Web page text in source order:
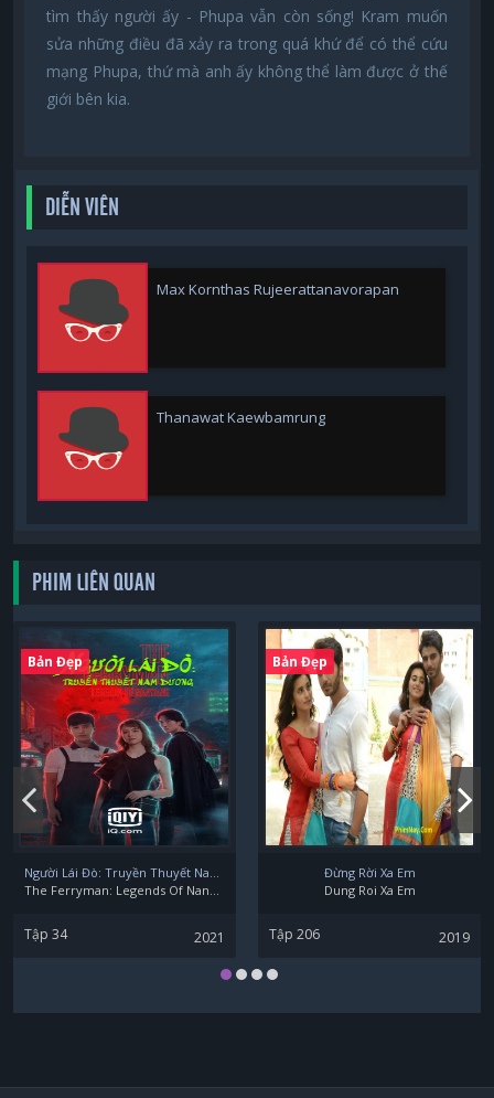
tìm thấy người ấy - Phupa vẫn còn sống! Kram muốn
sửa những điều đã xảy ra trong quá khứ để có thể cứu
mạng Phupa, thứ mà anh ấy không thể làm được ở thế
giới bên kia.
DIỄN VIÊN
Max Kornthas Rujeerattanavorapan
Thanawat Kaewbamrung
PHIM LIÊN QUAN
Bản Đẹp
Tập 34 2021
Bản Đẹp
Đừng Rời Xa Em
Dung Roi Xa Em
Tập 206 2019